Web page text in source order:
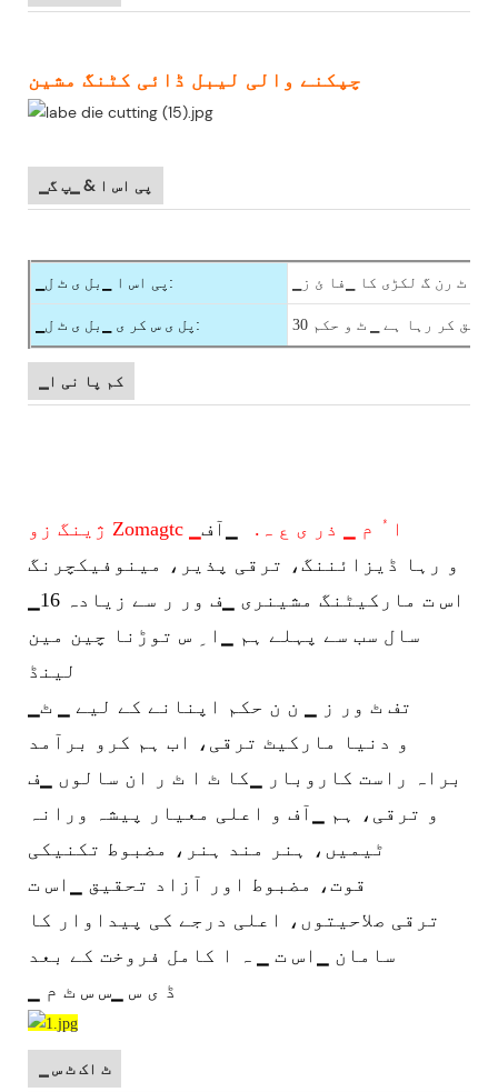
چپکنے والی لیبل ڈائی کٹنگ مشین
▁پی اس ا & ▁پ گ
▁پی اس ا ▁بل ی ٹ ل: ▁ور ٹ رن گ لکڑی کا ▁فا ئ ز
▁پل ی س کر ی ▁بل ی ٹ ل: تصدیق کر رہا ہے ▁ ٹ و حکم
▁کم پا نی ا
ژینگ زو Zomagtc ▁ا ُ م ▁ ذر ی ع ہ.
▁آف
و رہا ڈیزائننگ، ترقی پذیر، مینوفیکچرنگ
▁اس ت
مارکیٹنگ مشینری ▁ف ور ر سے زیادہ 16
سال سب سے پہلے ہم ▁ا ِ س توڑنا چین مین
لینڈ
و دنیا مارکیٹ ترقی، اب ہم کرو برآمد
براہ راست کاروبار ▁کا ٹ ا ٹ ر ان سالوں ▁ف
و ترقی، ہم ▁آف و اعلی معیار پیشہ ورانہ
ٹیمیں، ہنر مند ہنر، مضبوط تکنیکی
قوت، مضبوط اور آزاد تحقیق ▁اس ت
ترقی صلاحیتوں، اعلی درجے کی پیداوار کا
سامان ▁اس ت ▁ ہ ا کامل فروخت کے بعد
▁ ڈ ی س ▁س س ٹ م
▁ ٹ اک ٹ س